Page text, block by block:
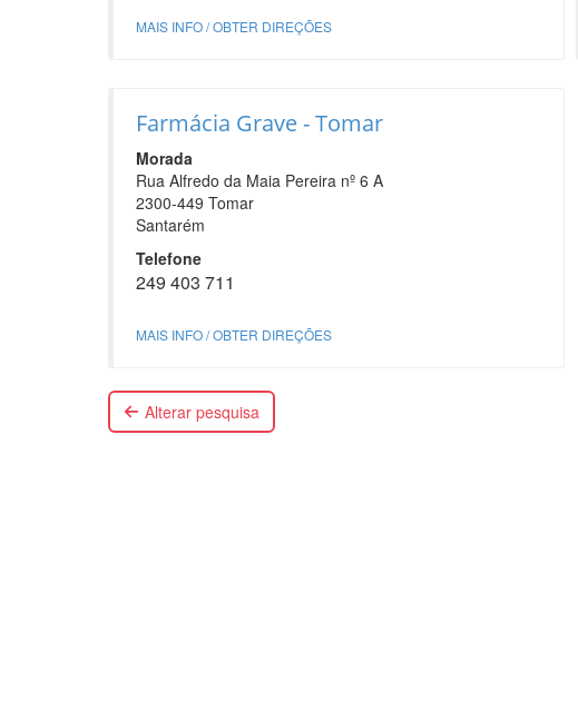
MAIS INFO / OBTER DIREÇÕES
Farmácia Grave - Tomar
Morada
Rua Alfredo da Maia Pereira nº 6 A
2300-449 Tomar
Santarém
Telefone
249 403 711
MAIS INFO / OBTER DIREÇÕES
Alterar pesquisa